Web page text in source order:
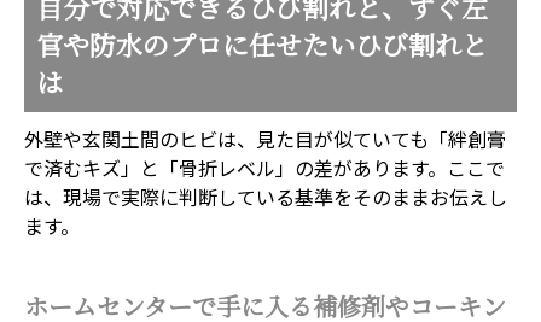
自分で対応できるひび割れと、すぐ左
官や防水のプロに任せたいひび割れと
は
外壁や玄関土間のヒビは、見た目が似ていても「絆創膏
で済むキズ」と「骨折レベル」の差があります。ここで
は、現場で実際に判断している基準をそのままお伝えし
ます。
ホームセンターで手に入る補修剤やコーキン